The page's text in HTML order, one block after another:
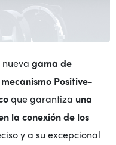
nueva gama de
mecanismo Positive-
que garantiza una
la conexión de los
y a su excepcional